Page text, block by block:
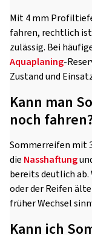
Mit 4 mm
fahren, rechtlich ist
zulässig. Bei
Aquaplaning-
Zustand und
Kann man
noch
Sommerreifen mit
die Nasshaftung
bereits deutlich ab.
oder der Reifen
früher Wechsel
Kann ich